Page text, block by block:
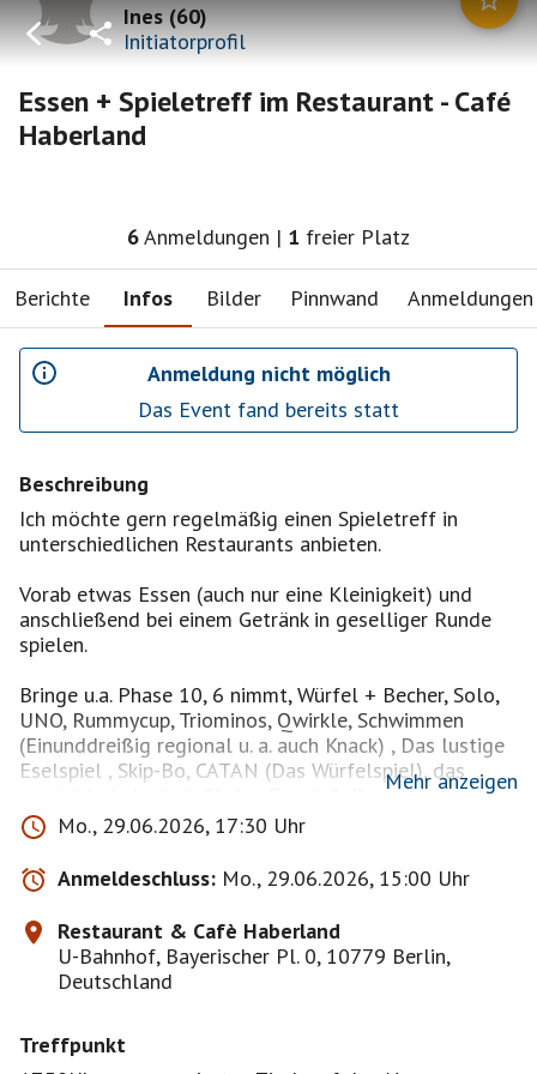
Ines(60)
Initiatorprofil
Essen + Spieletreff im Restaurant - Café
Haberland
6Anmeldungen | 1 freier Platz
Berichte Infos Bilder Pinnwand Anmeldungen
Anmeldung nicht möglich
Das Event fand bereits statt
Beschreibung
Ich möchte gern regelmäßig einen Spieletreff in
unterschiedlichen Restaurants anbieten.
Vorab etwas Essen (auch nur eine Kleinigkeit) und
anschließend bei einem Getränk in geselliger Runde
spielen.
Bringe u.a. Phase 10, 6 nimmt, Würfel + Becher, Solo,
UNO, Rummycup, Triominos, Qwirkle, Schwimmen
(Einunddreißig regional u. a. auch Knack) , Das lustige
Eselspiel , Skip-Bo, CATAN (Das Würfelspiel), das
verrückte Labyrinth, Skyjo , Engel & Bengel , 11
nimmt , Ouink und weg oder, oder .... mitbringen.
Mein Spieleschrank ist gut gefüllt. Ihr dürft auch
Wünsche äußern oder selbst etwas mitbringen. (Skat
und Doppelkopf ausgenommen)
Bitte um eine Notiz auf die Pinnwand, damit ich das
Spiel nicht auch einpacke !
Wir bilden 2 Gruppen a 4 Personen, Spiel oder Spieler
Mehr anzeigen
Mo., 29.06.2026, 17:30 Uhr
Anmeldeschluss: Mo., 29.06.2026, 15:00 Uhr
Restaurant & Cafè Haberland
U-Bahnhof, Bayerischer Pl. 0, 10779 Berlin,
Deutschland
Treffpunkt